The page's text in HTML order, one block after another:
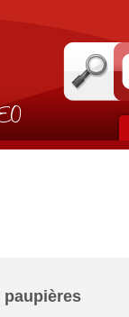
paupières